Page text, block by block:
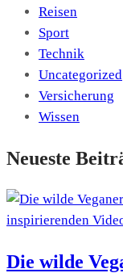
Reisen
Sport
Technik
Uncategorized
Versicherung
Wissen
Neueste
Die wilde